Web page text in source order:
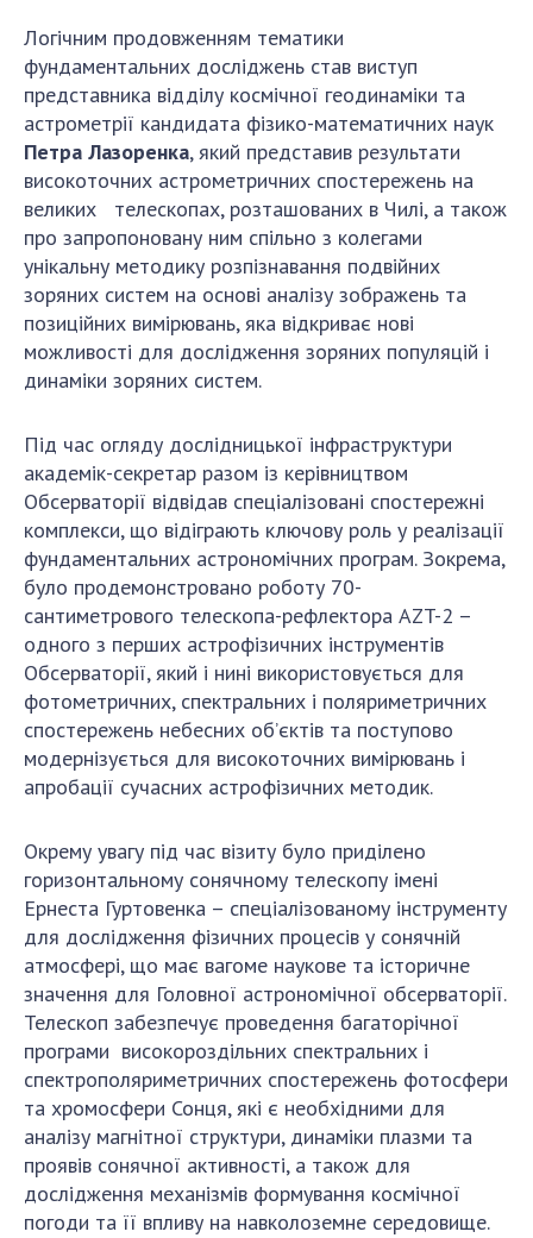
Логічним продовженням тематики
фундаментальних досліджень став виступ
представника відділу космічної геодинаміки та
астрометрії кандидата фізико-математичних наук
Петра Лазоренка, який представив результати
високоточних астрометричних спостережень на
великих телескопах, розташованих в Чилі, а також
про запропоновану ним спільно з колегами
унікальну методику розпізнавання подвійних
зоряних систем на основі аналізу зображень та
позиційних вимірювань, яка відкриває нові
можливості для дослідження зоряних популяцій і
динаміки зоряних систем.
Під час огляду дослідницької інфраструктури
академік-секретар разом із керівництвом
Обсерваторії відвідав спеціалізовані спостережні
комплекси, що відіграють ключову роль у реалізації
фундаментальних астрономічних програм. Зокрема,
було продемонстровано роботу 70-
сантиметрового телескопа-рефлектора AZT-2 –
одного з перших астрофізичних інструментів
Обсерваторії, який і нині використовується для
фотометричних, спектральних і поляриметричних
спостережень небесних об’єктів та поступово
модернізується для високоточних вимірювань і
апробації сучасних астрофізичних методик.
Окрему увагу під час візиту було приділено
горизонтальному сонячному телескопу імені
Ернеста Гуртовенка – спеціалізованому інструменту
для дослідження фізичних процесів у сонячній
атмосфері, що має вагоме наукове та історичне
значення для Головної астрономічної обсерваторії.
Телескоп забезпечує проведення багаторічної
програми високороздільних спектральних і
спектрополяриметричних спостережень фотосфери
та хромосфери Сонця, які є необхідними для
аналізу магнітної структури, динаміки плазми та
проявів сонячної активності, а також для
дослідження механізмів формування космічної
погоди та її впливу на навколоземне середовище.